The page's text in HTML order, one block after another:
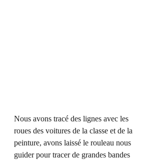
Nous avons tracé des lignes avec les
roues des voitures de la classe et de la
peinture, avons laissé le rouleau nous
guider pour tracer de grandes bandes